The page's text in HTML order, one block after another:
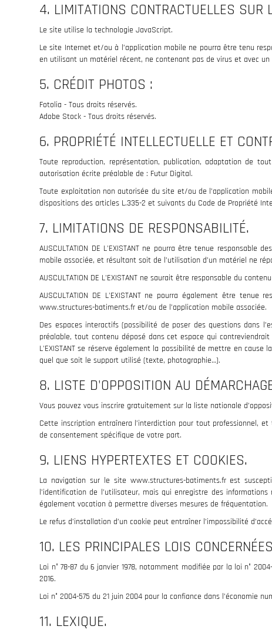
4. LIMITATIONS CONTRACTUELLES SUR
Le site utilise la technologie JavaScript.
Le site Internet et/ou à l’application mobile ne pourra être tenu
en utilisant un matériel récent, ne contenant pas de virus et avec
5. CRÉDIT PHOTOS :
Fotolia - Tous droits réservés.
Adobe Stock - Tous droits réservés.
6. PROPRIÉTÉ INTELLECTUELLE ET
Toute reproduction, représentation, publication, adaptation de
autorisation écrite préalable de : Futur Digital.
Toute exploitation non autorisée du site et/ou de l’application
dispositions des articles L.335-2 et suivants du Code de Propriété
7. LIMITATIONS DE RESPONSABILITÉ.
AUSCULTATION DE L'EXISTANT ne pourra être tenue
mobile associée, et résultant soit de l’utilisation d’un matériel ne
AUSCULTATION DE L'EXISTANT ne saurait être responsable du
AUSCULTATION DE L'EXISTANT ne pourra également être
www.structures-batiments.fr et/ou de l’application mobile associée.
Des espaces interactifs (possibilité de poser des questions dans
préalable, tout contenu déposé dans cet espace qui
L'EXISTANT se réserve également la possibilité de mettre en
quel que soit le support utilisé (texte, photographie…).
8. LISTE D'OPPOSITION AU
Vous pouvez vous inscrire gratuitement sur la liste nationale
Cette inscription entraînera l’interdiction pour tout professionnel,
de consentement spécifique de votre part.
9. LIENS HYPERTEXTES ET COOKIES.
La navigation sur le site www.structures-batiments.fr est
l’identification de l’utilisateur, mais qui enregistre des
également vocation à permettre diverses mesures de fréquentation.
Le refus d’installation d’un cookie peut entraîner l’impossibilité
10. LES PRINCIPALES LOIS
Loi n° 78-87 du 6 janvier 1978, notamment modifiée par la loi n°
2016.
Loi n° 2004-575 du 21 juin 2004 pour la confiance dans l’économie
11. LEXIQUE.